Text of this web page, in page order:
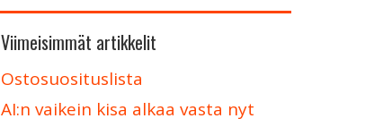
Viimeisimmät artikkelit
Ostosuosituslista
AI:n vaikein kisa alkaa vasta nyt